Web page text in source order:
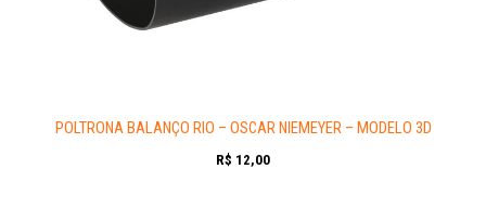
POLTRONA BALANÇO RIO – OSCAR NIEMEYER – MODELO 3D
R$ 12,00